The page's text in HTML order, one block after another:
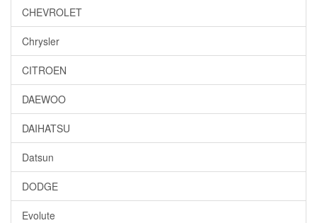
CHEVROLET
Chrysler
CITROEN
DAEWOO
DAIHATSU
Datsun
DODGE
Evolute